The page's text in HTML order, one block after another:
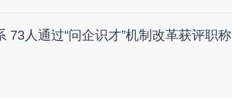
73人通过“问企识才”机制改革获评职称